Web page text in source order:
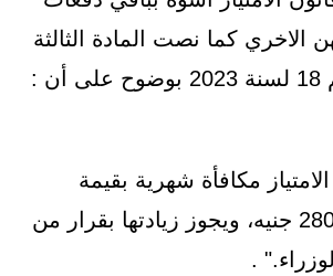
الاخري كما نصت المادة الثالثة
:
مكافأة شهرية بقيمة
مقطوعة تبلغ 2800 جنيه، ويجوز زيادتها بقرار من
.